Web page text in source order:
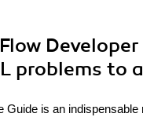
problems to
Guide is an